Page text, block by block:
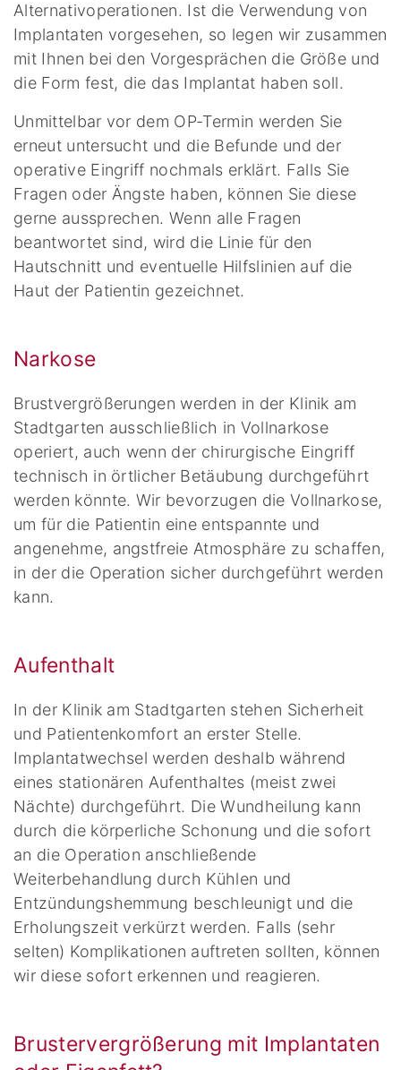
Alternativoperationen. Ist die Verwendung von
Implantaten vorgesehen, so legen wir zusammen
mit Ihnen bei den Vorgesprächen die Größe und
die Form fest, die das Implantat haben soll.
Unmittelbar vor dem OP-Termin werden Sie
erneut untersucht und die Befunde und der
operative Eingriff nochmals erklärt. Falls Sie
Fragen oder Ängste haben, können Sie diese
gerne aussprechen. Wenn alle Fragen
beantwortet sind, wird die Linie für den
Hautschnitt und eventuelle Hilfslinien auf die
Haut der Patientin gezeichnet.
Narkose
Brustvergrößerungen werden in der Klinik am
Stadtgarten ausschließlich in Vollnarkose
operiert, auch wenn der chirurgische Eingriff
technisch in örtlicher Betäubung durchgeführt
werden könnte. Wir bevorzugen die Vollnarkose,
um für die Patientin eine entspannte und
angenehme, angstfreie Atmosphäre zu schaffen,
in der die Operation sicher durchgeführt werden
kann.
Aufenthalt
In der Klinik am Stadtgarten stehen Sicherheit
und Patientenkomfort an erster Stelle.
Implantatwechsel werden deshalb während
eines stationären Aufenthaltes (meist zwei
Nächte) durchgeführt. Die Wundheilung kann
durch die körperliche Schonung und die sofort
an die Operation anschließende
Weiterbehandlung durch Kühlen und
Entzündungshemmung beschleunigt und die
Erholungszeit verkürzt werden. Falls (sehr
selten) Komplikationen auftreten sollten, können
wir diese sofort erkennen und reagieren.
Brustervergrößerung mit Implantaten